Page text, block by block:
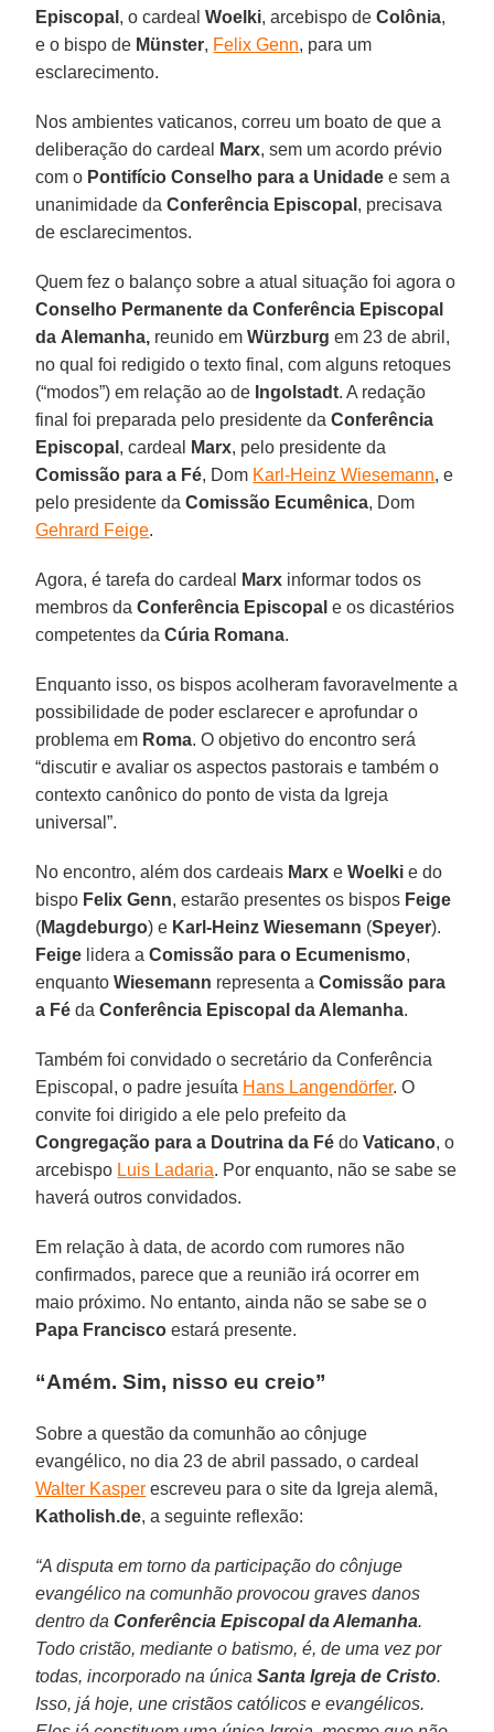
Episcopal , o cardealWoelki, arcebispo deColônia,
e o bispo de Münster, Felix Genn, para um
esclarecimento.
Nos ambientes vaticanos, correu um boato de que a
deliberação do cardeal
Marx, sem um acordo prévio
com o Pontifício Conselho para a Unidade e sem a
unanimidade daConferência Episcopal , precisava
de esclarecimentos.
Quem fez o balanço sobre a atual situação foi agora o
Conselho Permanente da Conferência Episcopal
da Alemanha, reunido emWürzburg em 23 de abril,
no qual foi redigido o texto final, com alguns retoques
(“modos”) em relação ao de Ingolstadt. A redação
final foi preparada pelo presidente daConferência
Episcopal , cardeal Marx, pelo presidente da
Comissão para a Fé, Dom Karl-Heinz Wiesemann, e
pelo presidente daComissão Ecumênica, Dom
Gehrard Feige.
Agora, é tarefa do cardeal Marx informar todos os
membros daConferência Episcopal e os dicastérios
competentes daCúria Romana.
Enquanto isso, os bispos acolheram favoravelmente a
possibilidade de poder esclarecer e aprofundar o
problema em Roma. O objetivo do encontro será
“discutir e avaliar os aspectos pastorais e também o
contexto canônico do ponto de vista da Igreja
universal”.
No encontro, além dos cardeais Marx eWoelki e do
bispo Felix Genn, estarão presentes os bispos Feige
(Magdeburgo) e Karl-Heinz Wiesemann (Speyer).
Feige lidera aComissão para o Ecumenismo,
enquantoWiesemann representa aComissão para
a Fé daConferência Episcopal da Alemanha.
Também foi convidado o secretário da Conferência
Episcopal, o padre jesuíta Hans Langendörfer. O
convite foi dirigido a ele pelo prefeito da
Congregação para a Doutrina da Fé doVaticano, o
arcebispo Luis Ladaria. Por enquanto, não se sabe se
haverá outros convidados.
Em relação à data, de acordo com rumores não
confirmados, parece que a reunião irá ocorrer em
maio próximo. No entanto, ainda não se sabe se o
Papa Francisco estará presente.
“Amém. Sim, nisso eu creio”
Sobre a questão da comunhão ao cônjuge
evangélico, no dia 23 de abril passado, o cardeal
Walter Kasper escreveu para o site da Igreja alemã,
Katholish.de, a seguinte reflexão:
“A disputa em torno da participação do cônjuge
evangélico na comunhão provocou graves danos
dentro daConferência Episcopal da Alemanha.
Todo cristão, mediante o batismo, é, de uma vez por
todas, incorporado na únicaSanta Igreja de Cristo.
Isso, já hoje, une cristãos católicos e evangélicos.